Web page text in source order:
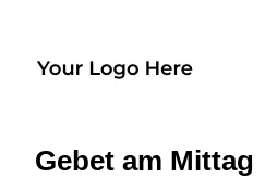
Gebet am Mittag